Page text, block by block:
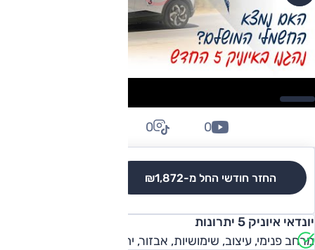
החזר חודשי החל מ-₪1,872
0
0
יונדאי איוניק 5 יתרונות
מרחב פנימי, עיצוב, שימושיות, אבזור, יחידת כוח.